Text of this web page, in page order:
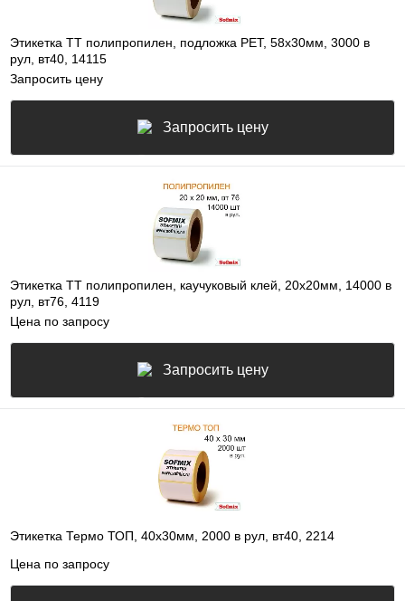
Этикетка ТТ полипропилен, подложка РЕТ, 58х30мм, 3000 в
рул, вт40, 14115
Запросить цену
Запросить цену
Этикетка ТТ полипропилен, каучуковый клей, 20х20мм, 14000 в
рул, вт76, 4119
Цена по запросу
Запросить цену
Этикетка Термо ТОП, 40х30мм, 2000 в рул, вт40, 2214
Цена по запросу